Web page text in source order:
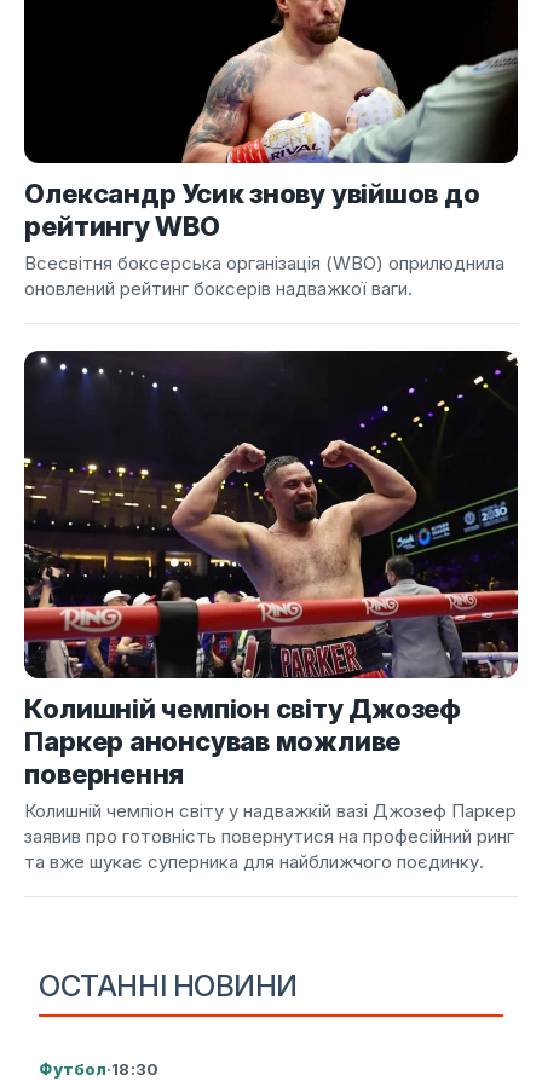
ОСТАННІ НОВИНИ
Футбол·18:30
Олександр Усик знову увійшов до
рейтингу WBO
Всесвітня боксерська організація (WBO) оприлюднила
оновлений рейтинг боксерів надважкої ваги.
Колишній чемпіон світу Джозеф
Паркер анонсував можливе
повернення
Колишній чемпіон світу у надважкій вазі Джозеф Паркер
заявив про готовність повернутися на професійний ринг
та вже шукає суперника для найближчого поєдинку.